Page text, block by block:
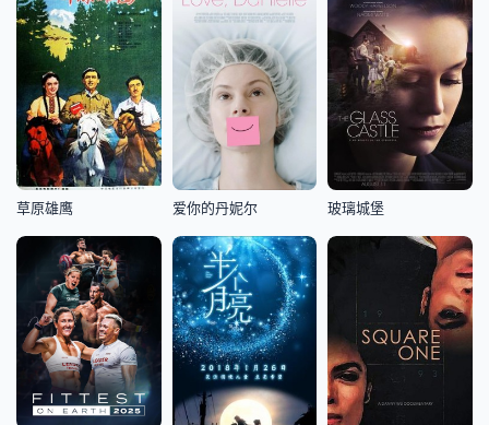
草原雄鹰 爱你的丹妮尔 玻璃城堡